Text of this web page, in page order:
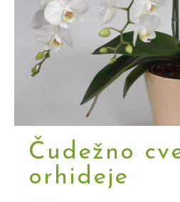
Čudežno
orhideje